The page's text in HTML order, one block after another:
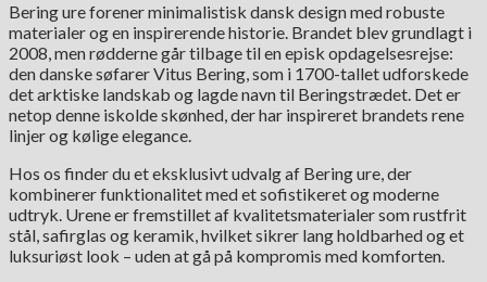
Bering ure forener minimalistisk dansk design med robuste
materialer og en inspirerende historie. Brandet blev grundlagt i
2008, men rødderne går tilbage til en episk opdagelsesrejse:
den danske søfarer Vitus Bering, som i 1700-tallet udforskede
det arktiske landskab og lagde navn til Beringstrædet. Det er
netop denne iskolde skønhed, der har inspireret brandets rene
linjer og kølige elegance.
Hos os finder du et eksklusivt udvalg af Bering ure, der
kombinerer funktionalitet med et sofistikeret og moderne
udtryk. Urene er fremstillet af kvalitetsmaterialer som rustfrit
stål, safirglas og keramik, hvilket sikrer lang holdbarhed og et
luksuriøst look – uden at gå på kompromis med komforten.